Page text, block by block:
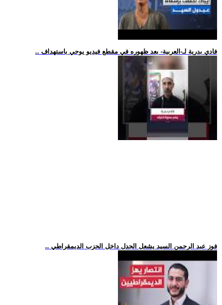
.. فادي بدرية لـ-العربية- بعد ظهوره في مقطع فيديو يوحي باستهداف
.. فوز عبد الرحمن السيد يشعل الجدل داخل الحزب الديمقراطي